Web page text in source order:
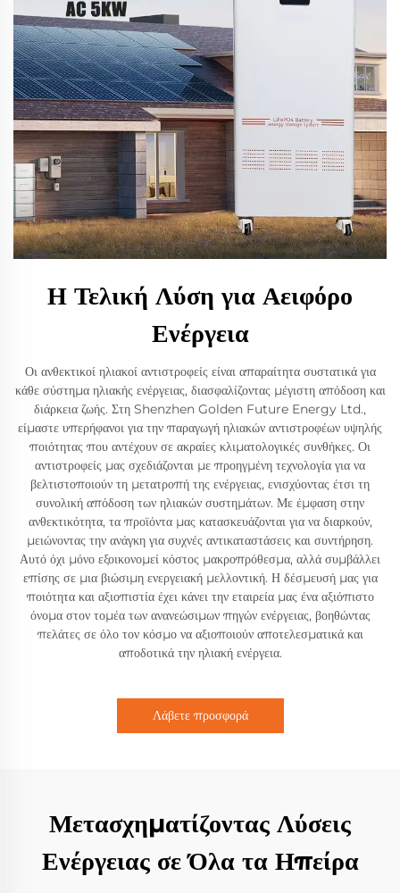
Η Τελική Λύση για Αειφόρο
Ενέργεια
Οι ανθεκτικοί ηλιακοί αντιστροφείς είναι απαραίτητα συστατικά για
κάθε σύστημα ηλιακής ενέργειας, διασφαλίζοντας μέγιστη απόδοση και
διάρκεια ζωής. Στη Shenzhen Golden Future Energy Ltd.,
είμαστε υπερήφανοι για την παραγωγή ηλιακών αντιστροφέων υψηλής
ποιότητας που αντέχουν σε ακραίες κλιματολογικές συνθήκες. Οι
αντιστροφείς μας σχεδιάζονται με προηγμένη τεχνολογία για να
βελτιστοποιούν τη μετατροπή της ενέργειας, ενισχύοντας έτσι τη
συνολική απόδοση των ηλιακών συστημάτων. Με έμφαση στην
ανθεκτικότητα, τα προϊόντα μας κατασκευάζονται για να διαρκούν,
μειώνοντας την ανάγκη για συχνές αντικαταστάσεις και συντήρηση.
Αυτό όχι μόνο εξοικονομεί κόστος μακροπρόθεσμα, αλλά συμβάλλει
επίσης σε μια βιώσιμη ενεργειακή μελλοντική. Η δέσμευσή μας για
ποιότητα και αξιοπιστία έχει κάνει την εταιρεία μας ένα αξιόπιστο
όνομα στον τομέα των ανανεώσιμων πηγών ενέργειας, βοηθώντας
πελάτες σε όλο τον κόσμο να αξιοποιούν αποτελεσματικά και
αποδοτικά την ηλιακή ενέργεια.
Λάβετε προσφορά
Μετασχηματίζοντας Λύσεις
Ενέργειας σε Όλα τα Ηπείρα